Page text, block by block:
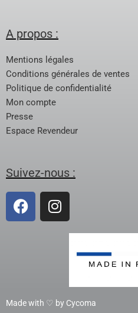
A propos :
Mentions légales
Conditions générales de ventes
Politique de confidentialité
Mon compte
Presse
Espace Revendeur
Suivez-nous :
Made with ♡ by Cycoma